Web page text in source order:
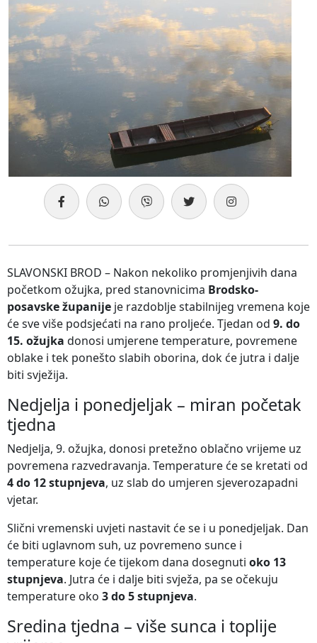
SLAVONSKI BROD – Nakon nekoliko promjenjivih dana
početkom ožujka, pred stanovnicima Brodsko-
posavske županije je razdoblje stabilnijeg vremena koje
će sve više podsjećati na rano proljeće. Tjedan od 9. do
15. ožujka donosi umjerene temperature, povremene
oblake i tek ponešto slabih oborina, dok će jutra i dalje
biti svježija.
Nedjelja i ponedjeljak – miran početak
tjedna
Nedjelja, 9. ožujka, donosi pretežno oblačno vrijeme uz
povremena razvedravanja. Temperature će se kretati od
4 do 12 stupnjeva, uz slab do umjeren sjeverozapadni
vjetar.
Slični vremenski uvjeti nastavit će se i u ponedjeljak. Dan
će biti uglavnom suh, uz povremeno sunce i
temperature koje će tijekom dana dosegnuti oko 13
stupnjeva. Jutra će i dalje biti svježa, pa se očekuju
temperature oko 3 do 5 stupnjeva.
Sredina tjedna – više sunca i toplije